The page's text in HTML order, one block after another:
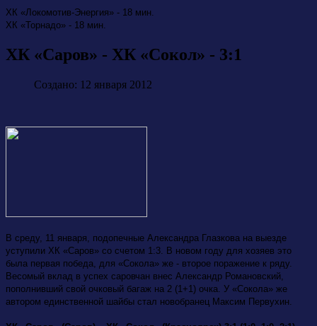
ХК «Локомотив-Энергия» - 18 мин.
ХК «Торнадо» - 18 мин.
ХК «Саров» - ХК «Сокол» - 3:1
Создано: 12 января 2012
В среду, 11 января, подопечные Александра Глазкова на выезде
уступили ХК «Саров» со счетом 1:3. В новом году для хозяев это
была первая победа, для «Сокола» же - второе поражение к ряду.
Весомый вклад в успех саровчан внес Александр Романовский,
пополнивший свой очковый багаж на 2 (1+1) очка. У «Сокола» же
автором единственной шайбы стал новобранец Максим Первухин.